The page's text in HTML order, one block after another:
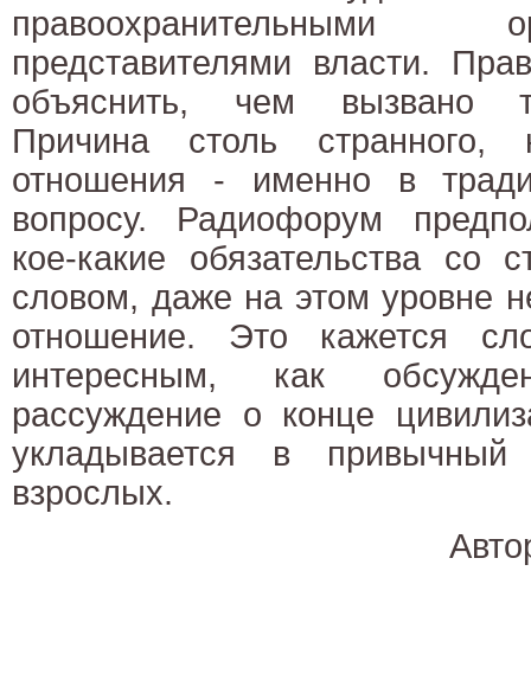
представителями власти.
объяснить, чем вызвано
Причина столь
отношения - именно в
вопросу. Радиофорум
кое-какие обязательства со
словом, даже на этом уровне
отношение. Это кажется
интересным, как
рассуждение о конце
укладывается в
взрослых.